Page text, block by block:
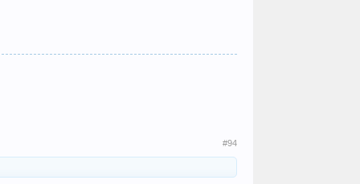
#94